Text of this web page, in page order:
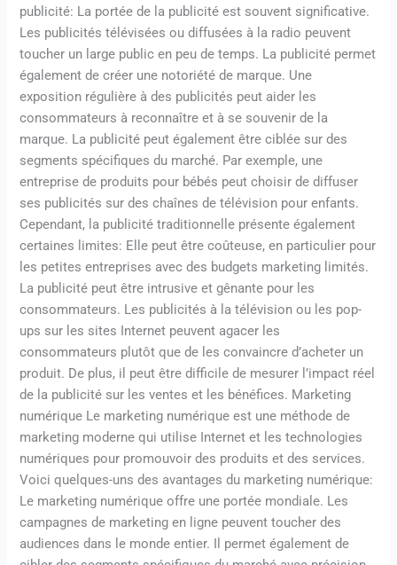
publicité: La portée de la publicité est souvent significative.
Les publicités télévisées ou diffusées à la radio peuvent
toucher un large public en peu de temps. La publicité permet
également de créer une notoriété de marque. Une
exposition régulière à des publicités peut aider les
consommateurs à reconnaître et à se souvenir de la
marque. La publicité peut également être ciblée sur des
segments spécifiques du marché. Par exemple, une
entreprise de produits pour bébés peut choisir de diffuser
ses publicités sur des chaînes de télévision pour enfants.
Cependant, la publicité traditionnelle présente également
certaines limites: Elle peut être coûteuse, en particulier pour
les petites entreprises avec des budgets marketing limités.
La publicité peut être intrusive et gênante pour les
consommateurs. Les publicités à la télévision ou les pop-
ups sur les sites Internet peuvent agacer les
consommateurs plutôt que de les convaincre d’acheter un
produit. De plus, il peut être difficile de mesurer l’impact réel
de la publicité sur les ventes et les bénéfices. Marketing
numérique Le marketing numérique est une méthode de
marketing moderne qui utilise Internet et les technologies
numériques pour promouvoir des produits et des services.
Voici quelques-uns des avantages du marketing numérique:
Le marketing numérique offre une portée mondiale. Les
campagnes de marketing en ligne peuvent toucher des
audiences dans le monde entier. Il permet également de